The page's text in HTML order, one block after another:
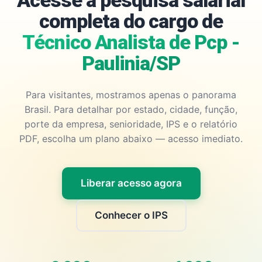
completa do cargo de
Técnico Analista de Pcp -
Paulinia/SP
Para visitantes, mostramos apenas o panorama
Brasil. Para detalhar por estado, cidade, função,
porte da empresa, senioridade, IPS e o relatório
PDF, escolha um plano abaixo — acesso imediato.
Liberar acesso agora
Conhecer o IPS